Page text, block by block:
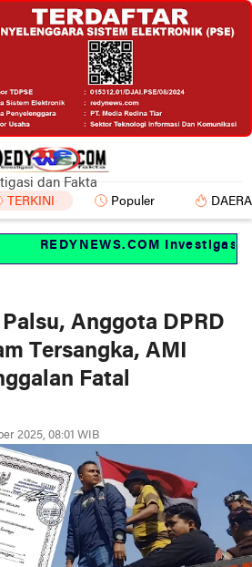
dan Fakta
TERKINI Populer
REDYNEWS.COM Investigasi
Anggota DPRD
Tersangka, AMI
Fatal
2025, 08:01 WIB